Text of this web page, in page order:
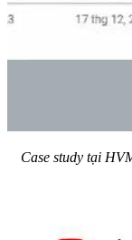
Case study tại